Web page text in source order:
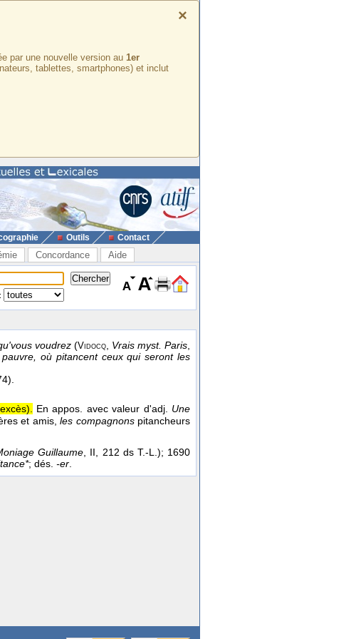
×
par une nouvelle version au 1er
tablettes, smartphones) et inclut
Outils Contact
Concordance Aide
voudrez (Vidocq, Vrais myst. Paris,
où pitancent ceux qui seront les
En appos. avec valeur d'adj. Une
et amis,les compagnonspitancheurs
Guillaume , II, 212 ds T.-L.); 1690
; dés. -er